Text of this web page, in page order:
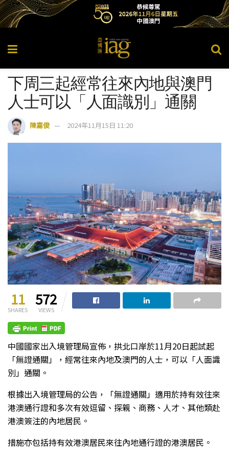
下周三起經常往來內地與澳門
人士可以「人面識別」通關
陳嘉俊 2024年11月15日 11:20
11
SHARES
572
VIEWS
中國國家出入境管理局宣佈，拱北口岸於11月20日起試起
「無證通關」，經常往來內地及澳門的人士，可以「人面識
別」通關。
根據出入境管理局的公告，「無證通關」適用於持有效往來
港澳通行證和多次有效逗留、探親、商務、人才、其他類赴
港澳簽注的內地居民。
措施亦包括持有效港澳居民來往內地通行證的港澳居民。